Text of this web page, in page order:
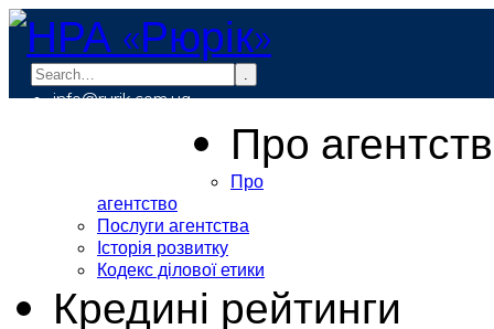
.
info@rurik.com.ua
Про
Про
агентство
Послуги агентства
Історія розвитку
Кодекс ділової етики
Кредині рейтинги